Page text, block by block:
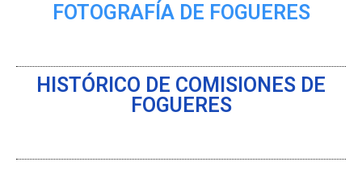
FOTOGRAFÍA DE FOGUERES
HISTÓRICO DE COMISIONES DE
FOGUERES